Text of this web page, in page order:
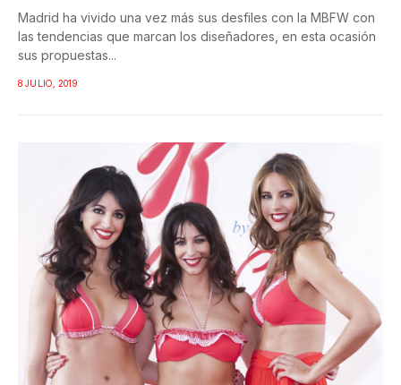
Madrid ha vivido una vez más sus desfiles con la MBFW con
las tendencias que marcan los diseñadores, en esta ocasión
sus propuestas...
8 JULIO, 2019